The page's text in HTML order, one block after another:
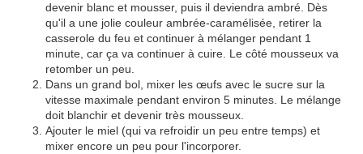
devenir blanc et mousser, puis il deviendra ambré. Dès
qu'il a une jolie couleur ambrée-caramélisée, retirer la
casserole du feu et continuer à mélanger pendant 1
minute, car ça va continuer à cuire. Le côté mousseux va
retomber un peu.
Dans un grand bol, mixer les œufs avec le sucre sur la
vitesse maximale pendant environ 5 minutes. Le mélange
doit blanchir et devenir très mousseux.
Ajouter le miel (qui va refroidir un peu entre temps) et
mixer encore un peu pour l'incorporer.